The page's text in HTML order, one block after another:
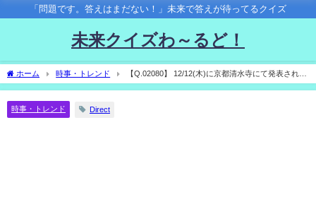
「問題です。答えはまだない！」未来で答えが待ってるクイズ
未来クイズわ～るど！
ホーム 時事・トレンド
【Q.02080】 12/12(木)に京都清水寺にて発表され
る、「今年の漢字2024」。選ばれる１文字は？
時事・トレンド Direct